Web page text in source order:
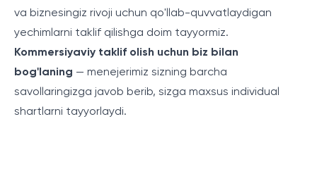
va biznesingiz rivoji uchun qo'llab-quvvatlaydigan
yechimlarni taklif qilishga doim tayyormiz.
Kommersiyaviy taklif olish uchun biz bilan
bog'laning — menejerimiz sizning barcha
savollaringizga javob berib, sizga maxsus individual
shartlarni tayyorlaydi.